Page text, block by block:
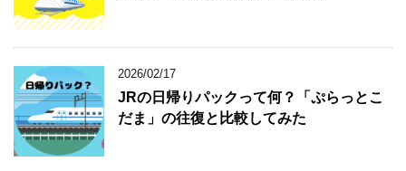
2026/02/17
JRの日帰りパックって何？「ぷらっとこ
だま」の往復と比較してみた